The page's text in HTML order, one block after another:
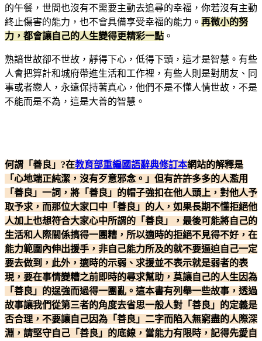
的午餐，世間也沒有不需要主動去追尋的幸福，你若沒有主動
終止傷害的能力，也不會具備享受幸福的能力。 再微小的努
力，都會讓自己的人生變得更精彩一點 。
熟諳世故卻不世故，靜得下心，低得下頭，這才是智慧。有些
人會把算計和城府帶進生活和工作裡，有些人則是對朋友、同
事或者戀人，永遠保持著真心，他們不是不懂人情世故，不是
不能而是不為，這是大善的智慧。
何謂「善良」?在教育部重編國語辭典修訂本網站的解釋是
「心地端正純潔，沒有歹意邪念。」但有許許多多的人濫用
「善良」一詞，將「善良」的帽子強扣在他人頭上，對他人予
取予求，而那位大家口中「善良」的人，如果長期不懂拒絕他
人加上也想符合大家心中所謂的「善良」，最後可能將自己的
生活和人際關係搞得一團糟，所以適時的拒絕不見得不好，在
能力範圍內伸出援手，非自己能力所及的就不要逼迫自己一定
要去做到，此外，適時的示弱、求援並不表示就是弱者的表
現，要在事情變糟之前即時的尋求幫助，莫讓自己的人生因為
「善良」的逞強而過得一團亂。這本書有列舉一些故事，透過
故事讓我們從第三者的角度去省思一般人對「善良」的定義是
否合理，不要讓自己因為「善良」二字而陷入無窮盡的人際深
淵，請堅守自己「善良」的底線，當能力有限時，記得先愛自